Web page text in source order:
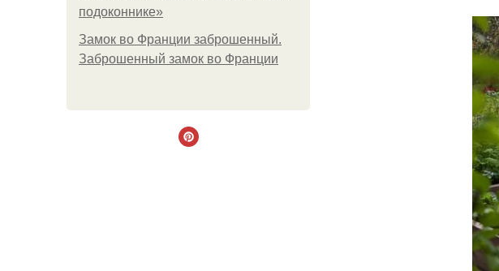
подоконнике»
Замок во Франции заброшенный.
Заброшенный замок во Франции